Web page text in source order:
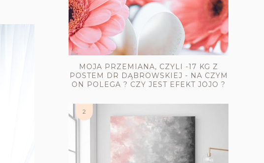
MOJA PRZEMIANA, CZYLI -17 KG Z
POSTEM DR DĄBROWSKIEJ - NA CZYM
ON POLEGA ? CZY JEST EFEKT JOJO ?